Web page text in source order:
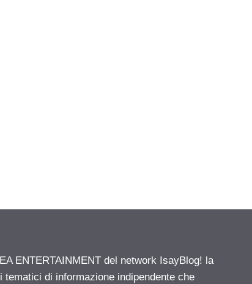
ENTERTAINMENT del network IsayBlog! la
di informazione indipendente che